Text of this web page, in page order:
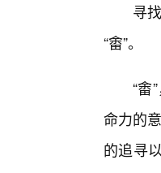
寻
“畬”。
“畬
命力的
的追寻